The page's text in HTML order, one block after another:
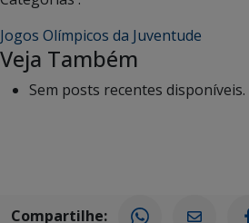
Jogos Olímpicos da Juventude
Veja Também
Sem posts recentes disponíveis.
Compartilhe: